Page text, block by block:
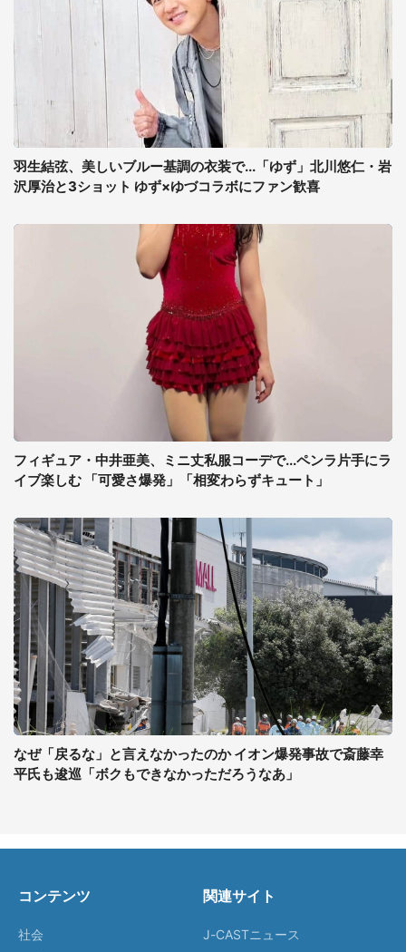
羽生結弦、美しいブルー基調の衣装で...「ゆず」北川悠仁・岩
沢厚治と3ショット ゆず×ゆづコラボにファン歓喜
フィギュア・中井亜美、ミニ丈私服コーデで...ペンラ片手にラ
イブ楽しむ 「可愛さ爆発」「相変わらずキュート」
なぜ「戻るな」と言えなかったのか イオン爆発事故で斎藤幸
平氏も逡巡「ボクもできなかっただろうなあ」
コンテンツ
社会
関連サイト
J-CASTニュース